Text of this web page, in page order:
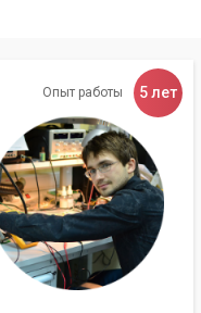
"узкие места" и
техники, сэкономить на
сотрудников.
Опыт работы 5 лет